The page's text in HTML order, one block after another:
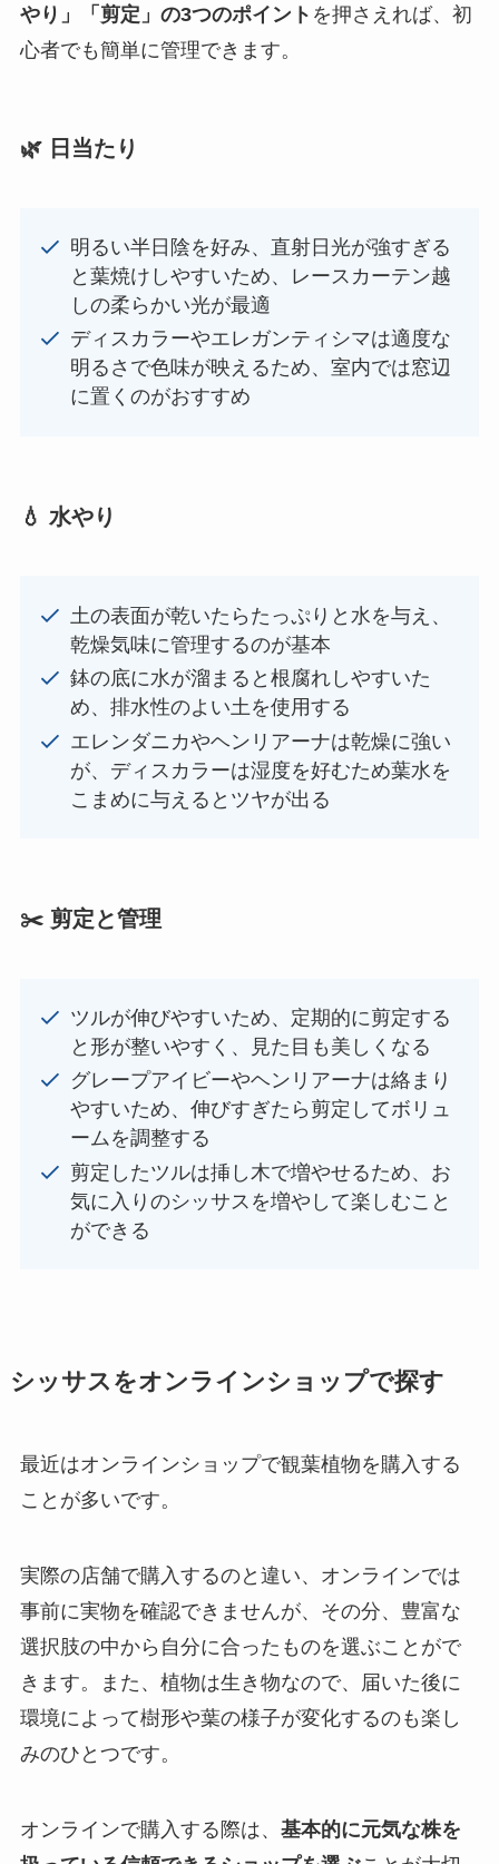
やり」「剪定」の3つのポイント を押さえれば、初
心者でも簡単に管理できます。
🌿 日当たり
明るい半日陰を好み、直射日光が強すぎる
と葉焼けしやすいため、レースカーテン越
しの柔らかい光が最適
ディスカラーやエレガンティシマは適度な
明るさで色味が映えるため、室内では窓辺
に置くのがおすすめ
💧 水やり
土の表面が乾いたらたっぷりと水を与え、
乾燥気味に管理するのが基本
鉢の底に水が溜まると根腐れしやすいた
め、排水性のよい土を使用する
エレンダニカやヘンリアーナは乾燥に強い
が、ディスカラーは湿度を好むため葉水を
こまめに与えるとツヤが出る
✂️ 剪定と管理
ツルが伸びやすいため、定期的に剪定する
と形が整いやすく、見た目も美しくなる
グレープアイビーやヘンリアーナは絡まり
やすいため、伸びすぎたら剪定してボリュ
ームを調整する
剪定したツルは挿し木で増やせるため、お
気に入りのシッサスを増やして楽しむこと
ができる
シッサスをオンラインショップで探す
最近はオンラインショップで観葉植物を購入する
ことが多いです。
実際の店舗で購入するのと違い、オンラインでは
事前に実物を確認できませんが、その分、豊富な
選択肢の中から自分に合ったものを選ぶことがで
きます。また、植物は生き物なので、届いた後に
環境によって樹形や葉の様子が変化するのも楽し
みのひとつです。
オンラインで購入する際は、 基本的に元気な株を